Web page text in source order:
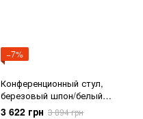
−7%
Конференционный стул,
березовый шпон/белый
LAKTARE / 095.031.91
3 622 грн 3 894 грн